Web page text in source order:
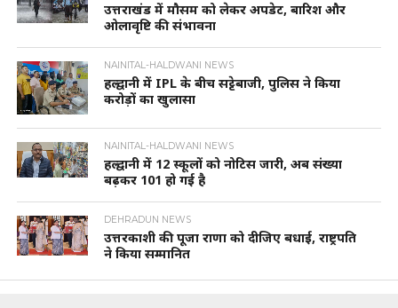
उत्तराखंड में मौसम को लेकर अपडेट, बारिश और
ओलावृष्टि की संभावना
NAINITAL-HALDWANI NEWS
हल्द्वानी में IPL के बीच सट्टेबाजी, पुलिस ने किया
करोड़ों का खुलासा
NAINITAL-HALDWANI NEWS
हल्द्वानी में 12 स्कूलों को नोटिस जारी, अब संख्या
बढ़कर 101 हो गई है
DEHRADUN NEWS
उत्तरकाशी की पूजा राणा को दीजिए बधाई, राष्ट्रपति
ने किया सम्मानित